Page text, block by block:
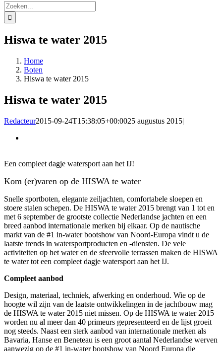
Zoeken
naar:
Hiswa te water 2015
Home
Boten
Hiswa te water 2015
Hiswa te water 2015
Redacteur2015-09-24T15:38:05+00:0025 augustus 2015|
Een compleet dagje watersport aan het IJ!
Kom (er)varen op de HISWA te water
Snelle sportboten, elegante zeiljachten, comfortabele sloepen en
stoere stalen schepen. De HISWA te water 2015 brengt van 1 tot en
met 6 september de grootste collectie Nederlandse jachten en een
breed aanbod internationale merken bij elkaar. Op de nautische
markt van de #1 in-water bootshow van Noord-Europa vindt u de
laatste trends in watersportproducten en -diensten. De vele
activiteiten op het water en de sfeervolle terrassen maken de HISWA
te water tot een compleet dagje watersport aan het IJ.
Compleet aanbod
Design, materiaal, techniek, afwerking en onderhoud. Wie op de
hoogte wil zijn van de laatste ontwikkelingen in de jachtbouw mag
de HISWA te water 2015 niet missen. Op de HISWA te water 2015
worden nu al meer dan 40 primeurs gepresenteerd en de lijst groeit
nog steeds. Naast een sterk aanbod van internationale merken als
Bavaria, Hanse en Beneteau is een groot aantal Nederlandse werven
aanwezig op de #1 in-water bootshow van Noord Europa die